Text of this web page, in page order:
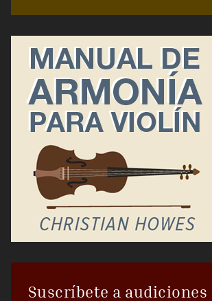
Suscríbete a audiciones